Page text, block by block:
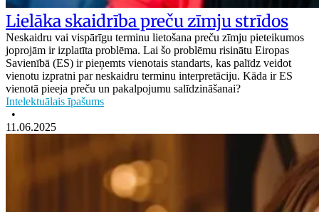
Lielāka skaidrība preču zīmju strīdos
Neskaidru vai vispārīgu terminu lietošana preču zīmju pieteikumos
joprojām ir izplatīta problēma. Lai šo problēmu risinātu Eiropas
Savienībā (ES) ir pieņemts vienotais standarts, kas palīdz veidot
vienotu izpratni par neskaidru terminu interpretāciju. Kāda ir ES
vienotā pieeja preču un pakalpojumu salīdzināšanai?
Intelektuālais īpašums
•
11.06.2025